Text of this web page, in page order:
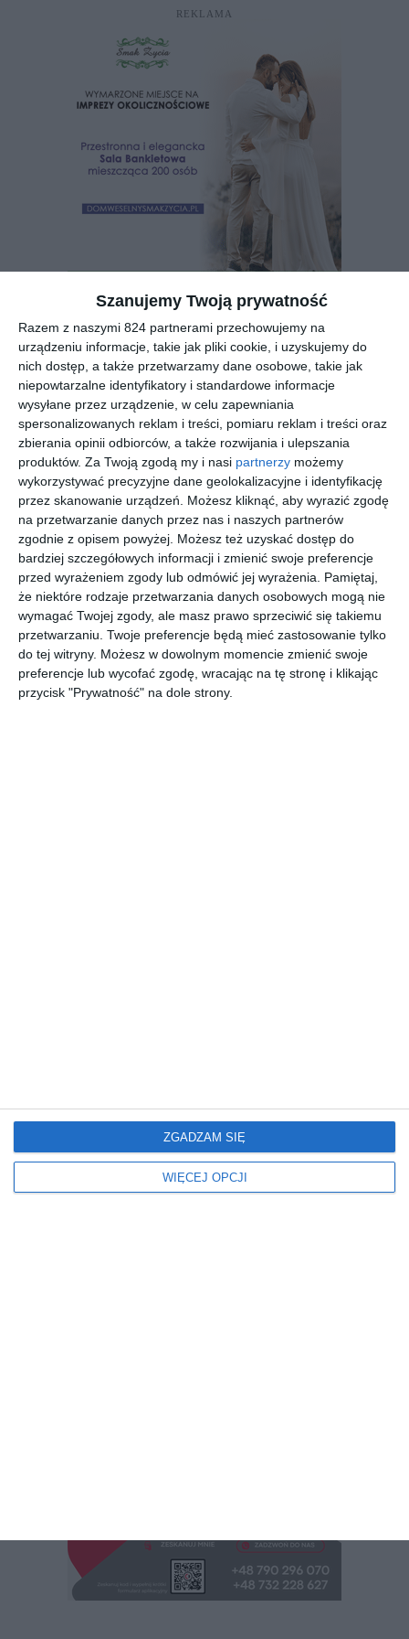
Szanujemy Twoją prywatność
Razem z naszymi 824 partnerami przechowujemy na
urządzeniu informacje, takie jak pliki cookie, i uzyskujemy do
nich dostęp, a także przetwarzamy dane osobowe, takie jak
niepowtarzalne identyfikatory i standardowe informacje
wysyłane przez urządzenie, w celu zapewniania
spersonalizowanych reklam i treści, pomiaru reklam i treści oraz
zbierania opinii odbiorców, a także rozwijania i ulepszania
produktów. Za Twoją zgodą my i nasi partnerzy możemy
wykorzystywać precyzyjne dane geolokalizacyjne i identyfikację
przez skanowanie urządzeń. Możesz kliknąć, aby wyrazić zgodę
na przetwarzanie danych przez nas i naszych partnerów
zgodnie z opisem powyżej. Możesz też uzyskać dostęp do
bardziej szczegółowych informacji i zmienić swoje preferencje
przed wyrażeniem zgody lub odmówić jej wyrażenia.
Pamiętaj,
że niektóre rodzaje przetwarzania danych osobowych mogą nie
wymagać Twojej zgody, ale masz prawo sprzeciwić się takiemu
przetwarzaniu. Twoje preferencje będą mieć zastosowanie tylko
do tej witryny. Możesz w dowolnym momencie zmienić swoje
preferencje lub wycofać zgodę, wracając na tę stronę i klikając
przycisk "Prywatność" na dole strony.
WIĘCEJ OPCJI
ZGADZAM SIĘ
REKLAMA
Zdjęcie 3 / 3
Przeczytaj cały artykuł:
Pierwszy warszawski "chińczyk" idzie na emeryturę